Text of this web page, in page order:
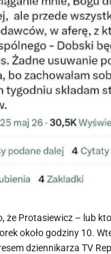
że Protasiewicz – lub
około godziny 10.
dziennikarza TV